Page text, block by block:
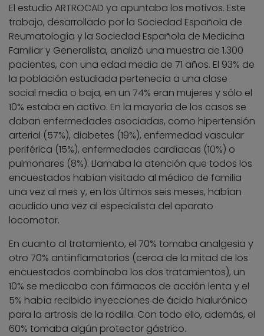
El estudio ARTROCAD ya apuntaba los motivos. Este
trabajo, desarrollado por la Sociedad Española de
Reumatología y la Sociedad Española de Medicina
Familiar y Generalista, analizó una muestra de 1.300
pacientes, con una edad media de 71 años. El 93% de
la población estudiada pertenecía a una clase
social media o baja, en un 74% eran mujeres y sólo el
10% estaba en activo. En la mayoría de los casos se
daban enfermedades asociadas, como hipertensión
arterial (57%), diabetes (19%), enfermedad vascular
periférica (15%), enfermedades cardíacas (10%) o
pulmonares (8%). Llamaba la atención que todos los
encuestados habían visitado al médico de familia
una vez al mes y, en los últimos seis meses, habían
acudido una vez al especialista del aparato
locomotor.
En cuanto al tratamiento, el 70% tomaba analgesia y
otro 70% antiinflamatorios (cerca de la mitad de los
encuestados combinaba los dos tratamientos), un
10% se medicaba con fármacos de acción lenta y el
5% había recibido inyecciones de ácido hialurónico
para la artrosis de la rodilla. Con todo ello, además, el
60% tomaba algún protector gástrico.